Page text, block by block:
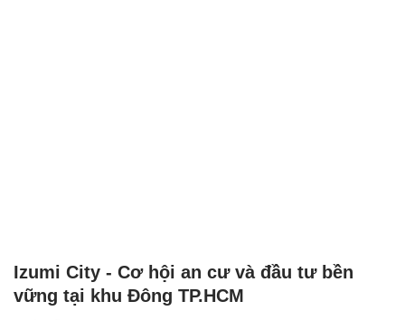
Izumi City - Cơ hội an cư và đầu tư bền
vững tại khu Đông TP.HCM